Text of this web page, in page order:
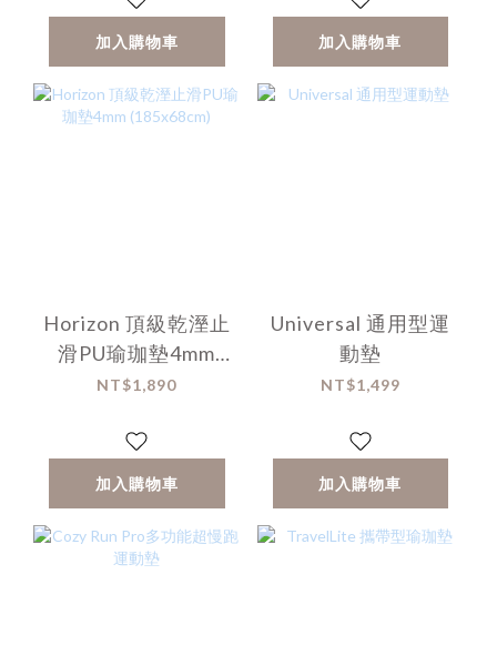
加入購物車 加入購物車
Horizon 頂級乾溼止
滑PU瑜珈墊4mm
(185x68cm)
NT$1,890
加入購物車
Universal 通用型運
動墊
NT$1,499
加入購物車